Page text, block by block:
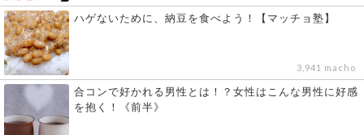
ハゲないために、納豆を食べよう！【マッチョ塾】
3,941 macho
合コンで好かれる男性とは！？女性はこんな男性に好感
を抱く！《前半》